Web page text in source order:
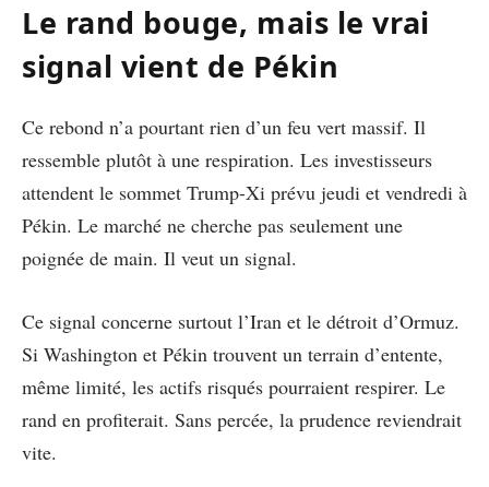
Le rand bouge, mais le vrai
signal vient de Pékin
Ce rebond n’a pourtant rien d’un feu vert massif. Il
ressemble plutôt à une respiration. Les investisseurs
attendent le sommet Trump-Xi prévu jeudi et vendredi à
Pékin. Le marché ne cherche pas seulement une
poignée de main. Il veut un signal.
Ce signal concerne surtout l’Iran et le détroit d’Ormuz.
Si Washington et Pékin trouvent un terrain d’entente,
même limité, les actifs risqués pourraient respirer. Le
rand en profiterait. Sans percée, la prudence reviendrait
vite.